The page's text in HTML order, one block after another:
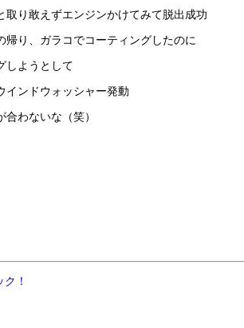
取り敢えずエンジンかけてみて脱出成功
帰り、ガラコでコーティングしたのに
しようとして
インドウォッシャー発動
合わないな（笑）
！